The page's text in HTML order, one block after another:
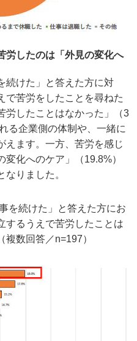
したのは「外見の変化へ
続けた」と答えた方に対
で苦労をしたことを尋ねた
労したことはなかった」（3
る企業側の体制や、一緒に
えます。一方、苦労を感じ
化へのケア」（19.8%）
りました。
を続けた」と答えた方にお
するうえで苦労したことは
数回答／n=197）